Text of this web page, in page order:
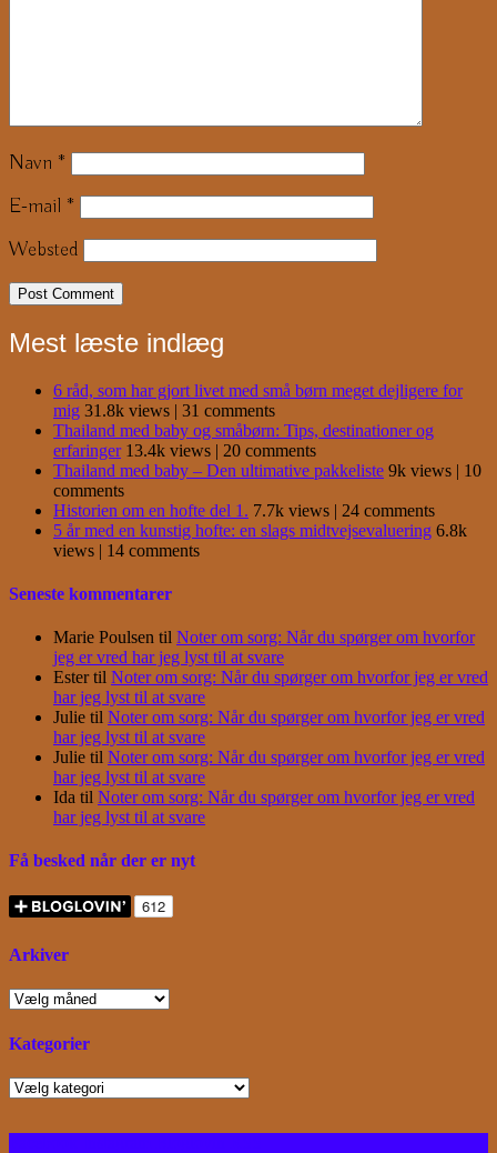
Navn *
E-mail *
Websted
Mest læste indlæg
6 råd, som har gjort livet med små børn meget dejligere for
mig 31.8k views | 31 comments
Thailand med baby og småbørn: Tips, destinationer og
erfaringer 13.4k views | 20 comments
Thailand med baby – Den ultimative pakkeliste 9k views | 10
comments
Historien om en hofte del 1. 7.7k views | 24 comments
5 år med en kunstig hofte: en slags midtvejsevaluering 6.8k
views | 14 comments
Seneste kommentarer
Marie Poulsen til Noter om sorg: Når du spørger om hvorfor
jeg er vred har jeg lyst til at svare
Estertil Noter om sorg: Når du spørger om hvorfor jeg er vred
har jeg lyst til at svare
Julie til Noter om sorg: Når du spørger om hvorfor jeg er vred
har jeg lyst til at svare
Julie til Noter om sorg: Når du spørger om hvorfor jeg er vred
har jeg lyst til at svare
Ida til Noter om sorg: Når du spørger om hvorfor jeg er vred
har jeg lyst til at svare
Få besked når der er nyt
Arkiver
Arkiver
Kategorier
Kategorier